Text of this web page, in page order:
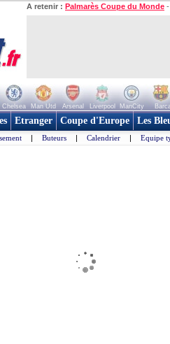
A retenir : Palmarès Coupe du Monde -
Chelsea Man Utd Arsenal Liverpool ManCity
Etranger Coupe d'Europe Les
| Buteurs | Calendrier | Equipe